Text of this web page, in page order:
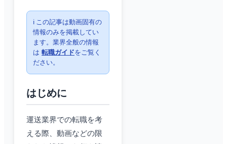
ℹ️ この記事は動画固有の
情報のみを掲載してい
ます。業界全般の情報
は 転職ガイドをご覧く
ださい。
はじめに
運送業界での転職を考
える際、動画などの限